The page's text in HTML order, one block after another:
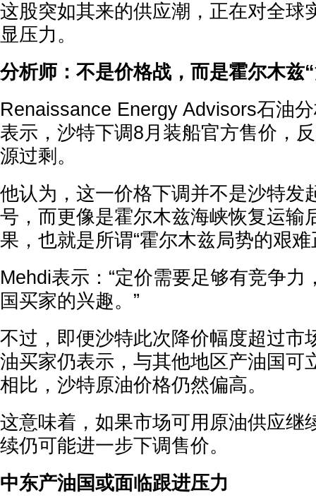
这股突如其来的供应潮，正在对全球
显压力。
分析师：不是价格战，而是霍尔木兹
Renaissance Energy Advisors石油
表示，沙特下调8月装船官方售价，
源过剩。
他认为，这一价格下调并不是沙特发
号，而更像是霍尔木兹海峡恢复运输
果，也就是所谓“霍尔木兹局势的艰难
Mehdi表示：“定价需要足够有竞争力
国买家的兴趣。”
不过，即便沙特此次降价幅度超过市
油买家仍表示，与其他地区产油国可
相比，沙特原油价格仍然偏高。
这意味着，如果市场可用原油供应继
续仍可能进一步下调售价。
中东产油国或面临跟进压力